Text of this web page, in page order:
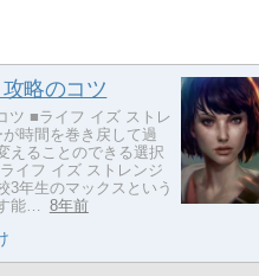
略のコツ
ツ ■ライフ イズ ストレ
時間を巻き戻して過
えることのできる選択
イフ イズ ストレンジ
3年生のマックスという
能… 8年前